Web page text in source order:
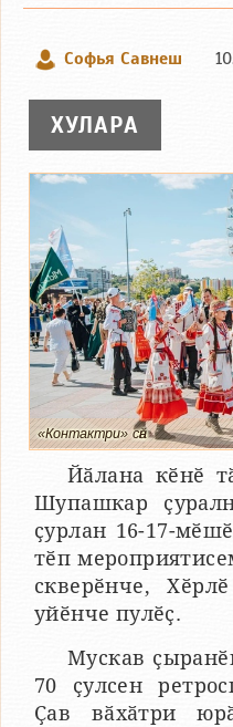
Софья Савнеш
ХУЛАРА
«Контактри» сӑн
Йӑлана кӗнӗ
Шупашкар
ҫурлан 16-17-
тӗп
скверӗнче,
уйӗнче пулӗҫ.
Мускав
70 ҫулсен
Ҫав вӑхӑтри